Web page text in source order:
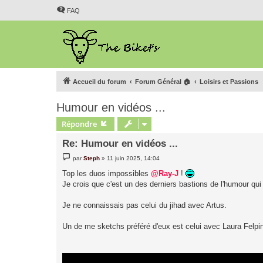
FAQ
Accueil du forum Forum Général 🏠 Loisirs et Passions
Humour en vidéos ...
Répondre
Re: Humour en vidéos ...
e
s
a
parSteph » 11 juin 2025, 14:04
Top les duos impossibles @Ray-J !
Je crois que c'est un des derniers bastions de l'humour
Je ne connaissais pas celui du jihad avec Artus.
Un de me sketchs préféré d'eux est celui avec Laura